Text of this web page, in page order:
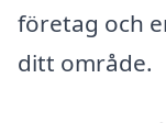
företag och
ditt område.